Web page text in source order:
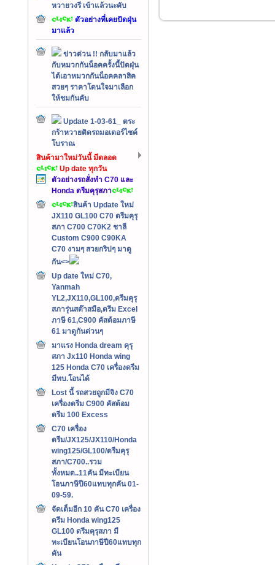
หวายวงรี เข้าแล้วนะคับ
ตัวอย่างที่เคยปัดฝุ่น
มาแล้ว
ข่าวด่วน !! กลับมาแล้ว
กับหมวกกันน็อคครั้งนี้ปัดฝุ่น
ได้เอาหมวกกันน็อคคลาสิค
สวยๆ ราคาโดนใจมาเลือก
ให้ชมกันคับ
Update 1-03-61_ ตระ
กร้าหวายติดรถมอเตอร์ไซค์
โบราณ
สินค้ามาใหม่วันนี้ มีตลอด
Up date ทุกวัน
ตัวอย่างรถสั่งทำ C70 และ
Honda ดรีมคุรุสภา
สินค้า Update ใหม่
JX110 GL100 C70 ดรีมคุรุ
สภา C700 C70K2 ชาลี
Custom C900 C90KA
C70 งามๆ สวยกริปๆ มาดู
กัน<>
Up date ใหม่ C70,
Yanmah
YL2,JX110,GL100,ดรีมคุรุ
สภารุ่นสต๊าสมือ,ดรีม Excel
ภาษี 61,C900 คัสต้อมภาษี
61 มาดูกันด่วนๆ
มาแรง Honda dream คุรุ
สภา Jx110 Honda wing
125 Honda C70 เครื่องดรีม
มีทบ.โอนได้
Lost นี้ รถสวยถูกมีจิง C70
เครื่องดรีม C900 คัสต้อม
ดรีม 100 Excess
C70 เครื่อง
ดรีม/JX125/JX110/Honda
wing125/GL100/ดรีมคุรุ
สภา/C700..รวม
ทั้งหมด..11คัน มีทะเบียน
โอนภาษีปี60แทบทุกคัน 01-
09-59.
จัดเต็มอีก 10 คัน C70 เครื่อง
ดรีม Honda wing125
GL100 ดรีมคุรุสภา มี
ทะเบียนโอนภาษีปี60แทบทุก
คัน